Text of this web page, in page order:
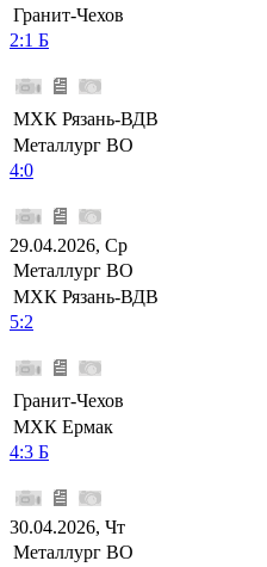
Гранит-Чехов
2:1 Б
МХК Рязань-ВДВ
Металлург ВО
4:0
29.04.2026, Ср
Металлург ВО
МХК Рязань-ВДВ
5:2
Гранит-Чехов
МХК Ермак
4:3 Б
30.04.2026, Чт
Металлург ВО